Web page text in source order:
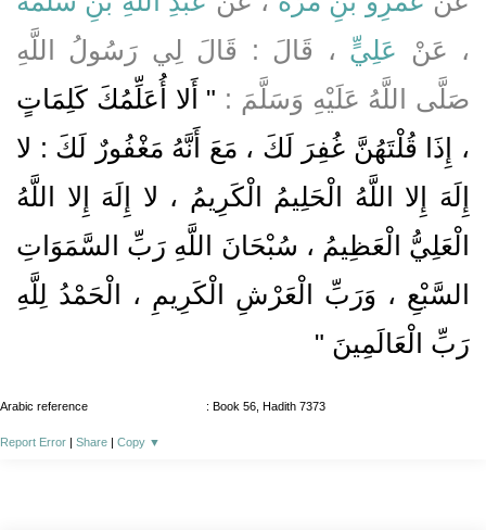
، عَنْ عَلِيٍّ ، قَالَ : قَالَ لِي رَسُولُ اللَّهِ
صَلَّى اللَّهُ عَلَيْهِ وَسَلَّمَ : " أَلا أُعَلِّمُكَ كَلِمَاتٍ
، إِذَا قُلْتَهُنَّ غُفِرَ لَكَ ، مَعَ أَنَّهُ مَغْفُورٌ لَكَ : لا
إِلَهَ إِلا اللَّهُ الْحَلِيمُ الْكَرِيمُ ، لا إِلَهَ إِلا اللَّهُ
الْعَلِيُّ الْعَظِيمُ ، سُبْحَانَ اللَّهِ رَبِّ السَّمَوَاتِ
السَّبْعِ ، وَرَبِّ الْعَرْشِ الْكَرِيمِ ، الْحَمْدُ لِلَّهِ
رَبِّ الْعَالَمِينَ "
Arabic reference : Book 56, Hadith 7373
Report Error | Share | Copy ▼